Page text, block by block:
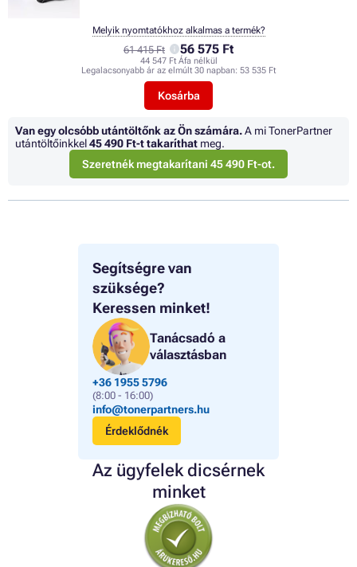
Segítségre van
szüksége?
Keressen minket!
Tanácsadó a
választásban
+36 1955 5796
(8:00 - 16:00)
info@tonerpartners.hu
Érdeklődnék
Az ügyfelek dicsérnek
minket
61 415 Ft 56 575 Ft
44 547 Ft Áfa nélkül
Legalacsonyabb ár az elmúlt 30 napban: 53 535 Ft
Kosárba
Melyik nyomtatókhoz alkalmas a termék?
Van egy olcsóbb utántöltőnk az Ön számára.A mi TonerPartner
utántöltőinkkel45 490 Ft-t takaríthat meg.
Szeretnék megtakarítani 45 490 Ft-ot.